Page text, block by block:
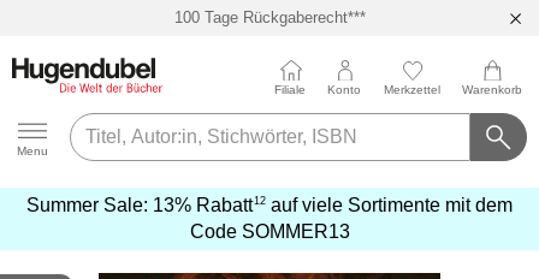
100 Tage Rückgaberecht***
Hugendubel
Menu
Filiale Konto Merkzettel Warenkorb
Summer Sale: 13% Rabatt12 auf viele Sortimente mit dem
Code SOMMER13
erfahren